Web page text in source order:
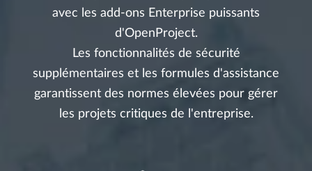
avec les add-ons Enterprise puissants
d'OpenProject.
Les fonctionnalités de sécurité
supplémentaires et les formules d'assistance
garantissent des normes élevées pour gérer
les projets critiques de l'entreprise.